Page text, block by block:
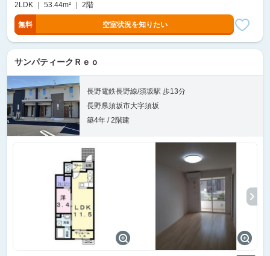
2LDK ｜ 53.44m² ｜ 2階
無料 空室状況を知りたい
サンパティークＲｅｏ
長野電鉄長野線/須坂駅 歩13分
長野県須坂市大字須坂
築4年 / 2階建